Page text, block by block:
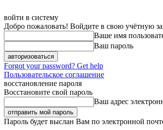
войти в систему
Добро пожаловать! Войдите в свою учётную
Ваше имя
Ваш пароль
Forgot your password? Get help
Пользовательское соглашение
восстановление пароля
Восстановите свой пароль
Ваш адрес
Пароль будет выслан Вам по электронной